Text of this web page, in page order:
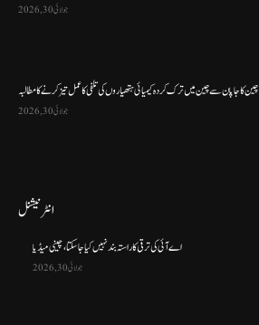
جولائی 30, 2026
چین کا جاپان سے چین میں ترک کردہ کیمیائی ہتھیاروں کی تلفی کا عمل تیز کرنے کا مطالبہ
جولائی 30, 2026
انٹرنیشنل
اے آئی کی ترقی کا راستہ بند نہیں کیا جا سکتا، چینی میڈیا
جولائی 30, 2026